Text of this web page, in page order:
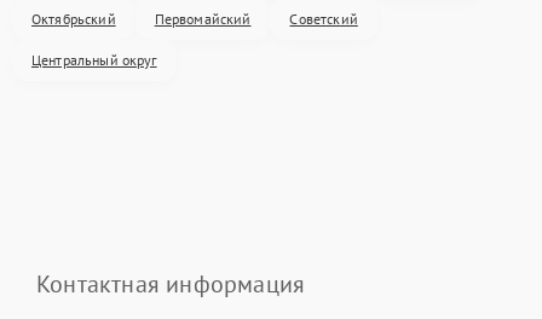
Октябрьский Первомайский Советский
Центральный округ
Контактная информация